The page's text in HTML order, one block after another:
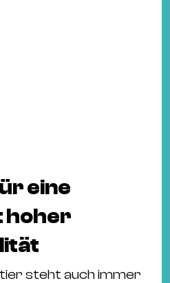
eine
hoher
steht auch immer